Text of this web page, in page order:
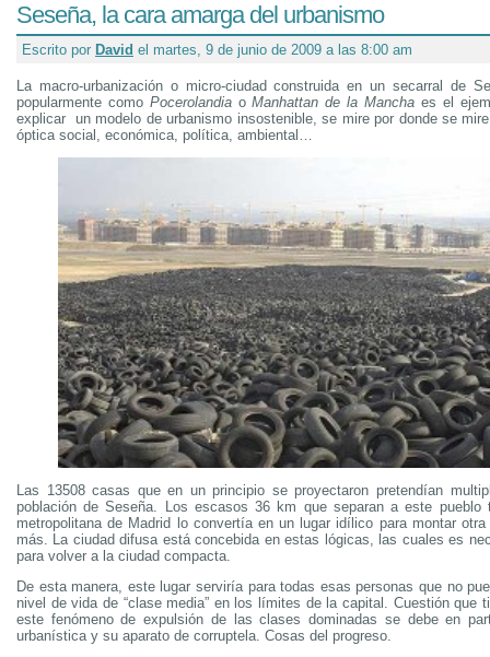
Seseña, la cara amarga del urbanismo
Escrito por David el martes, 9 de junio de 2009 a las 8:00 am
La macro-urbanización o micro-ciudad construida en un secarral de
popularmente como PocerolandiaoManhattan de la Mancha es el
explicar un modelo de urbanismo insostenible, se mire por donde se
óptica social, económica, política, ambiental…
Las 13508 casas que en un principio se proyectaron pretendían
población de Seseña. Los escasos 36 km que separan a este pueblo
metropolitana de Madrid lo convertía en un lugar idílico para montar otra
más. La ciudad difusa está concebida en estas lógicas, las cuales es
para volver a la ciudad compacta.
De esta manera, este lugar serviría para todas esas personas que no
nivel de vida de “clase media” en los límites de la capital. Cuestión que
este fenómeno de expulsión de las clases dominadas se debe en
urbanística y su aparato de corruptela. Cosas del progreso.